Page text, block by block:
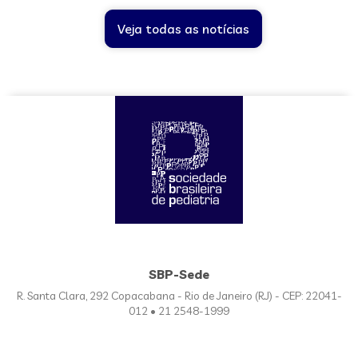
Veja todas as notícias
SBP-Sede
R. Santa Clara, 292 Copacabana - Rio de Janeiro (RJ) - CEP: 22041-
012 • 21 2548-1999